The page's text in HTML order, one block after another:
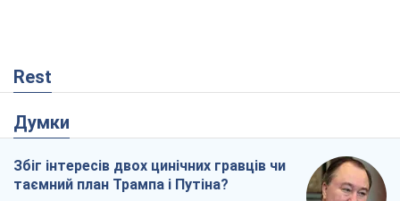
Rest
Думки
Збіг інтересів двох цинічних гравців чи
таємний план Трампа і Путіна?